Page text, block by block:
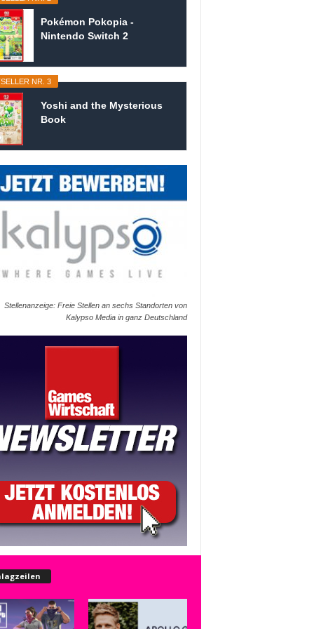
Pokémon Pokopia -
Nintendo Switch 2
NR. 3
Yoshi and the Mysterious
Book
Stellenanzeige: Freie Stellen an sechs Standorten von
Kalypso Media in ganz Deutschland